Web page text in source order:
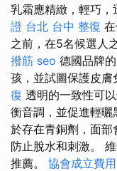
乳霜應精緻，輕巧，
證 台北 台中 整復
之前，在5名候選人
撥筋 seo 德國品牌
孩，並試圖保護皮膚
復 透明的一致性可
衡音調，並促進輕曬
於存在青銅劑，面部
防止脫水和刺激。
推薦。 協會成立費用